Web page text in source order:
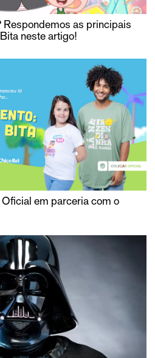
Respondemos as principais
neste artigo!
em parceria com o